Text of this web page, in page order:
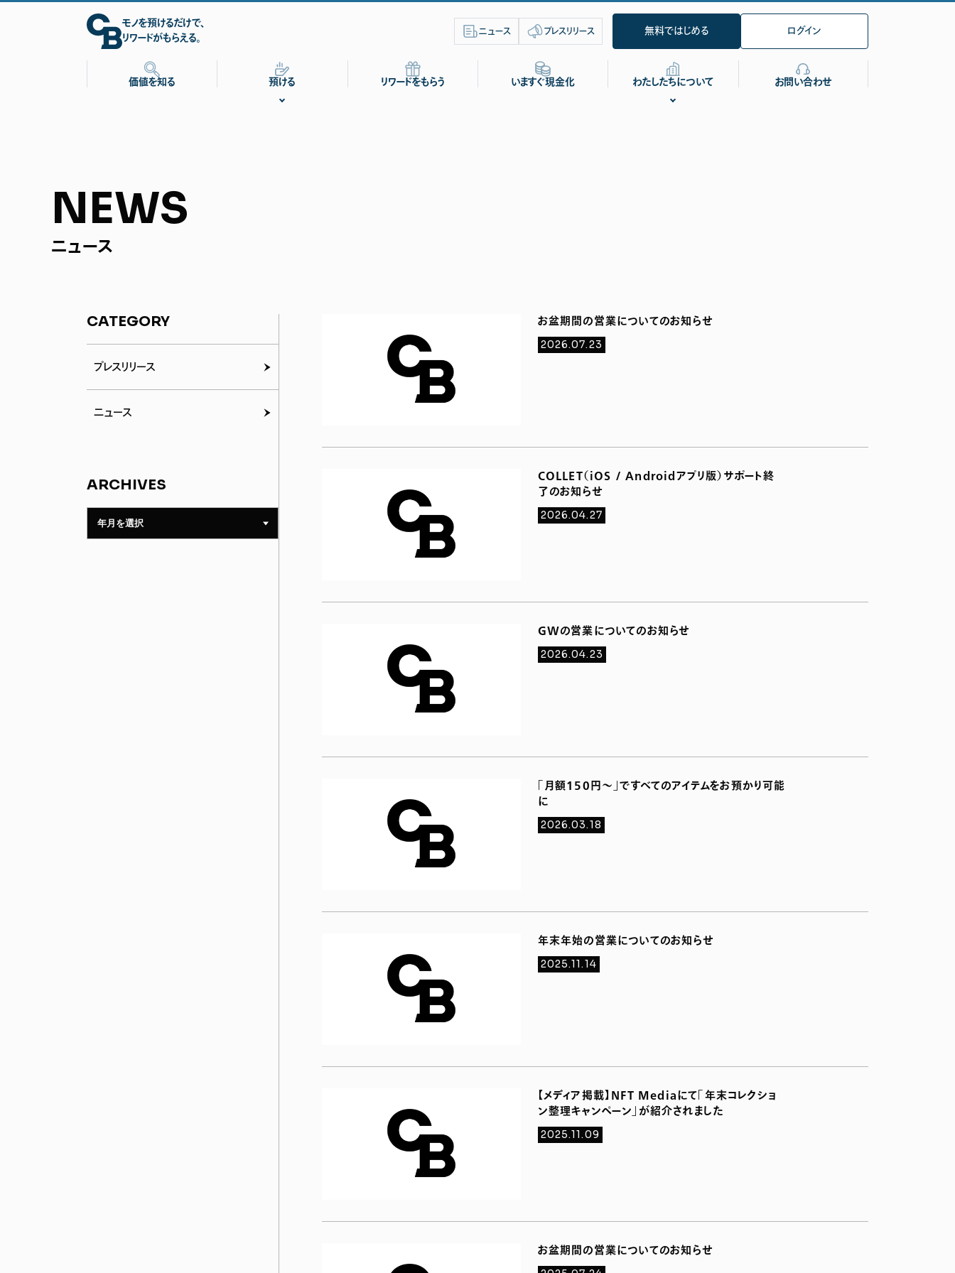
モノを預けるだけで、
リワードがもらえる。
ニュース プレスリリース 無料ではじめる ログイン
価値を知る 預ける リワードをもらう いますぐ現金化 わたしたちについて お問い合わせ
NEWS
ニュース
CATEGORY
プレスリリース
ニュース
ARCHIVES
お盆期間の営業についてのお知らせ
2026.07.23
COLLET（iOS / Androidアプリ版）サポート終
了のお知らせ
2026.04.27
GWの営業についてのお知らせ
2026.04.23
「月額150円〜」ですべてのアイテムをお預かり可能
に
2026.03.18
年末年始の営業についてのお知らせ
2025.11.14
【メディア掲載】NFT Mediaにて「年末コレクショ
ン整理キャンペーン」が紹介されました
2025.11.09
お盆期間の営業についてのお知らせ